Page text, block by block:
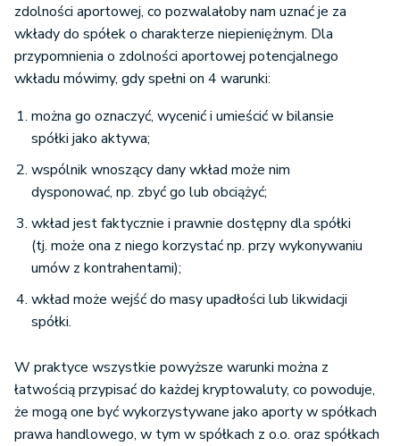
zdolności aportowej, co pozwalałoby nam uznać je za
wkłady do spółek o charakterze niepieniężnym. Dla
przypomnienia o zdolności aportowej potencjalnego
wkładu mówimy, gdy spełni on 4 warunki:
można go oznaczyć, wycenić i umieścić w bilansie
spółki jako aktywa;
wspólnik wnoszący dany wkład może nim
dysponować, np. zbyć go lub obciążyć;
wkład jest faktycznie i prawnie dostępny dla spółki
(tj. może ona z niego korzystać np. przy wykonywaniu
umów z kontrahentami);
wkład może wejść do masy upadłości lub likwidacji
spółki.
W praktyce wszystkie powyższe warunki można z
łatwością przypisać do każdej kryptowaluty, co powoduje,
że mogą one być wykorzystywane jako aporty w spółkach
prawa handlowego, w tym w spółkach z o.o. oraz spółkach